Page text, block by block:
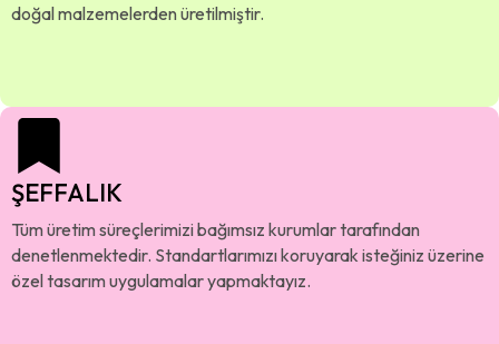
doğal malzemelerden üretilmiştir.
ŞEFFALIK
Tüm üretim süreçlerimizi bağımsız kurumlar tarafından
denetlenmektedir. Standartlarımızı koruyarak isteğiniz üzerine
özel tasarım uygulamalar yapmaktayız.